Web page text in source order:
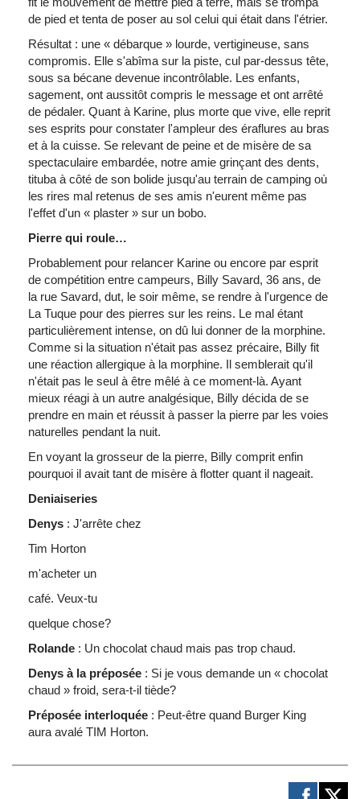
de pied et tenta de poser au sol celui qui était dans l'étrier.
Résultat : une « débarque » lourde, vertigineuse, sans
compromis. Elle s'abîma sur la piste, cul par-dessus tête,
sous sa bécane devenue incontrôlable. Les enfants,
sagement, ont aussitôt compris le message et ont arrêté
de pédaler. Quant à Karine, plus morte que vive, elle reprit
ses esprits pour constater l'ampleur des éraflures au bras
et à la cuisse. Se relevant de peine et de misère de sa
spectaculaire embardée, notre amie grinçant des dents,
tituba à côté de son bolide jusqu'au terrain de camping où
les rires mal retenus de ses amis n'eurent même pas
l'effet d'un « plaster » sur un bobo.
Pierre qui roule…
Probablement pour relancer Karine ou encore par esprit
de compétition entre campeurs, Billy Savard, 36 ans, de
la rue Savard, dut, le soir même, se rendre à l'urgence de
La Tuque pour des pierres sur les reins. Le mal étant
particulièrement intense, on dû lui donner de la morphine.
Comme si la situation n'était pas assez précaire, Billy fit
une réaction allergique à la morphine. Il semblerait qu'il
n'était pas le seul à être mêlé à ce moment-là. Ayant
mieux réagi à un autre analgésique, Billy décida de se
prendre en main et réussit à passer la pierre par les voies
naturelles pendant la nuit.
En voyant la grosseur de la pierre, Billy comprit enfin
pourquoi il avait tant de misère à flotter quant il nageait.
Deniaiseries
Denys : J'arrête chez
Tim Horton
m'acheter un
café. Veux-tu
quelque chose?
Rolande : Un chocolat chaud mais pas trop chaud.
Denys àla préposée : Si je vous demande un « chocolat
chaud » froid, sera-t-il tiède?
Préposée interloquée : Peut-être quand Burger King
aura avalé TIM Horton.